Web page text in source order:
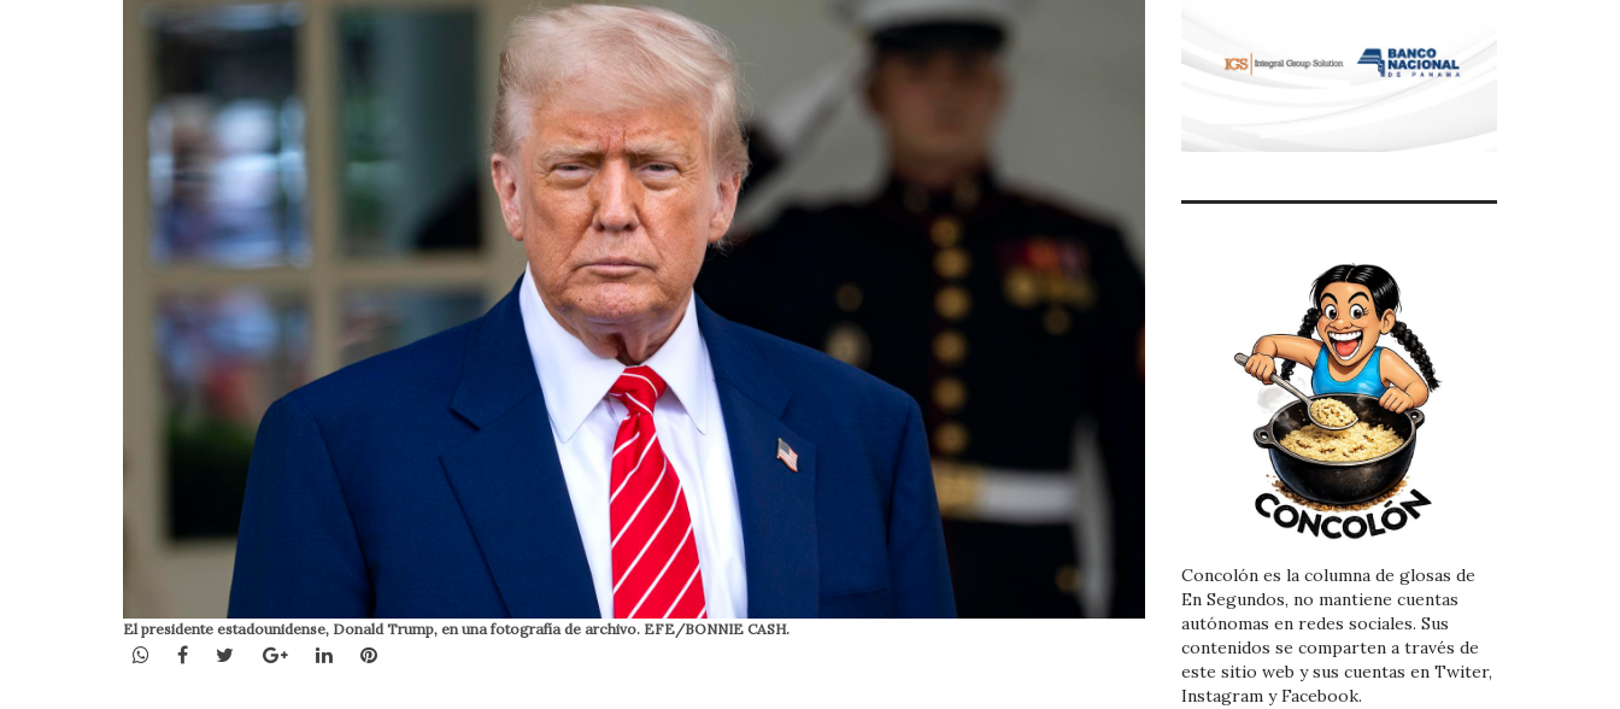
El presidente estadounidense, Donald Trump, en una fotografía de archivo. EFE/BONNIE CASH.
WhatsApp
Facebook
TwitterGoogle+LinkedInPinterest
Concolón es la columna de glosas de
En Segundos, no mantiene cuentas
autónomas en redes sociales. Sus
contenidos se comparten a través de
este sitio web y sus cuentas en Twiter,
Instagram y Facebook.